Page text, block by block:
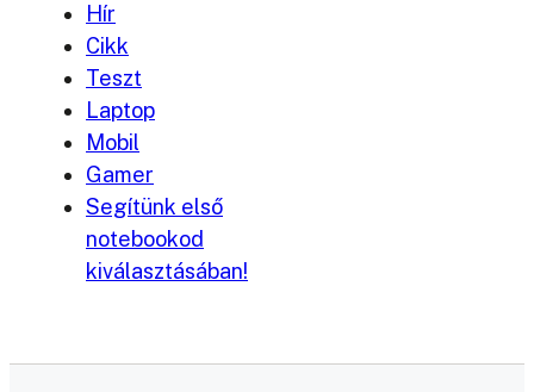
Hír
Cikk
Teszt
Laptop
Mobil
Gamer
Segítünk első
notebookod
kiválasztásában!